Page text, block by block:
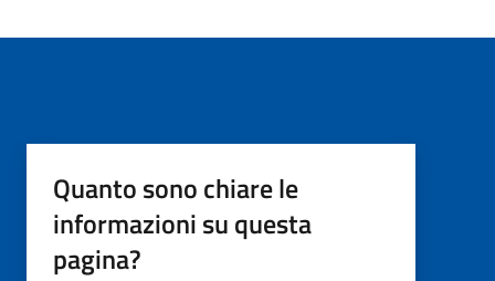
Quanto sono chiare le
informazioni su questa
pagina?